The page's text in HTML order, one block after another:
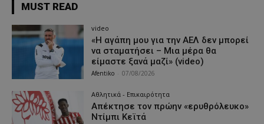
MUST READ
video
«Η αγάπη μου για την ΑΕΛ δεν μπορεί
να σταματήσει – Μια μέρα θα
είμαστε ξανά μαζί» (video)
Afentiko 07/08/2026
Αθλητικά - Επικαιρότητα
Απέκτησε τον πρώην «ερυθρόλευκο»
Ντίμπι Κεϊτά